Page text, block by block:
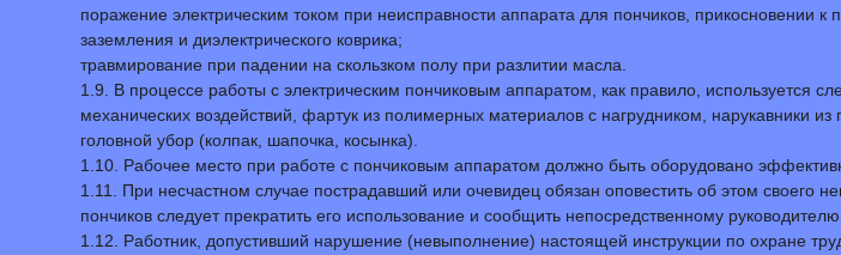
поражение электрическим током при неисправности аппарата для пончиков, прикосновении
заземления и диэлектрического коврика;
травмирование при падении на скользком полу при разлитии масла.
1.9. В процессе работы с электрическим пончиковым аппаратом, как правило, используется
механических воздействий, фартук из полимерных материалов с нагрудником, нарукавники
головной убор (колпак, шапочка, косынка).
1.10. Рабочее место при работе с пончиковым аппаратом должно быть оборудовано
1.11. При несчастном случае пострадавший или очевидец обязан оповестить об этом своего
пончиков следует прекратить его использование и сообщить непосредственному руководителю.
1.12. Работник, допустивший нарушение (невыполнение) настоящей инструкции по охране